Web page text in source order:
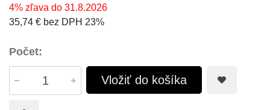
4% zľava do 31.8.2026
35,74 € bez DPH 23%
Počet:
Vložiť do košíka